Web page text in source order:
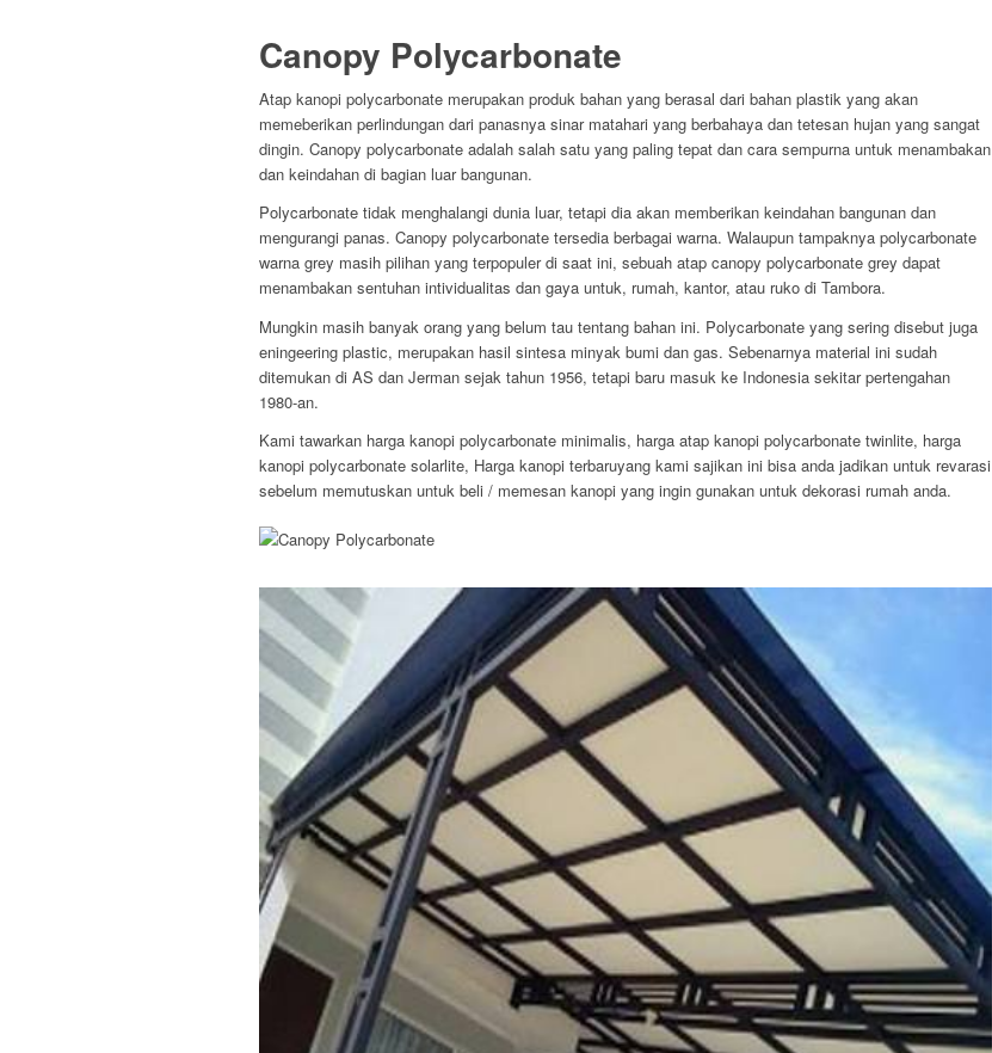
Canopy Polycarbonate
Atap kanopi polycarbonate merupakan produk bahan yang berasal dari bahan plastik yang akan
memeberikan perlindungan dari panasnya sinar matahari yang berbahaya dan tetesan hujan yang sangat
dingin. Canopy polycarbonate adalah salah satu yang paling tepat dan cara sempurna untuk menambakan
dan keindahan di bagian luar bangunan.
Polycarbonate tidak menghalangi dunia luar, tetapi dia akan memberikan keindahan bangunan dan
mengurangi panas. Canopy polycarbonate tersedia berbagai warna. Walaupun tampaknya polycarbonate
warna grey masih pilihan yang terpopuler di saat ini, sebuah atap canopy polycarbonate grey dapat
menambakan sentuhan intividualitas dan gaya untuk, rumah, kantor, atau ruko di Tambora.
Mungkin masih banyak orang yang belum tau tentang bahan ini. Polycarbonate yang sering disebut juga
eningeering plastic, merupakan hasil sintesa minyak bumi dan gas. Sebenarnya material ini sudah
ditemukan di AS dan Jerman sejak tahun 1956, tetapi baru masuk ke Indonesia sekitar pertengahan
1980-an.
Kami tawarkan harga kanopi polycarbonate minimalis, harga atap kanopi polycarbonate twinlite, harga
kanopi polycarbonate solarlite, Harga kanopi terbaruyang kami sajikan ini bisa anda jadikan untuk revarasi
sebelum memutuskan untuk beli / memesan kanopi yang ingin gunakan untuk dekorasi rumah anda.